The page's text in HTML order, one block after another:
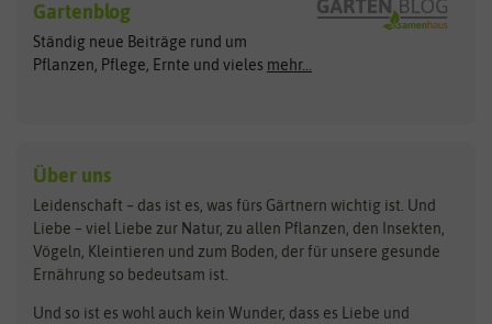
Exotische Samen
Gemüsesamen
Gründünger
Kräutersamen
Obstsamen
Pilzbrut
Rasensamen
Steckzwiebeln
Zimmer & Kübelpflanzen
Arche Noah
ASB Greenworld
Benary
Bingenheimer Saatgut
BioBalu
Bionana
BIOWOL
Clever Pots
COMPO
Dürr-Samen
elho
Feldsaaten Freudenberger
Gartenblog
Ständig neue Beiträge rund um
Pflanzen, Pflege, Ernte und vieles mehr...
Über uns
Leidenschaft – das ist es, was fürs Gärtnern wichtig ist. Und
Liebe – viel Liebe zur Natur, zu allen Pflanzen, den Insekten,
Vögeln, Kleintieren und zum Boden, der für unsere gesunde
Ernährung so bedeutsam ist.
Und so ist es wohl auch kein Wunder, dass es Liebe und